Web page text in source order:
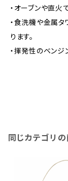
・オーブンや直火
・食洗機や金属
ります。
・揮発性のベンジ
同じカテゴリ